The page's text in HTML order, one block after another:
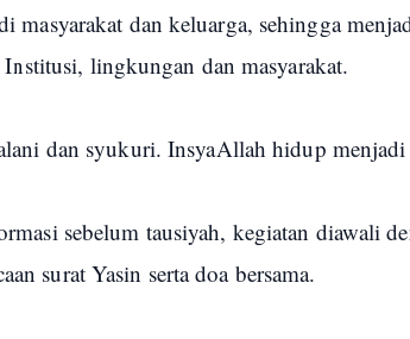
masyarakat dan keluarga, sehingga
lingkungan dan masyarakat.
dan syukuri. InsyaAllah hidup
sebelum tausiyah, kegiatan diawali
surat Yasin serta doa bersama.